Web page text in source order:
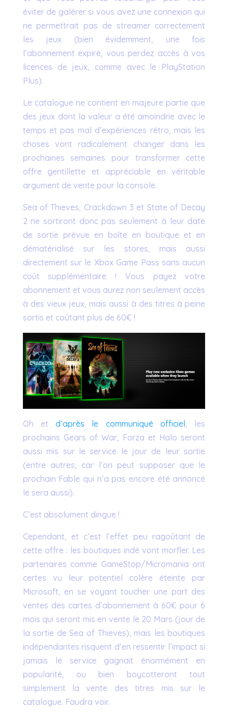
éviter de galérer si vous avez une connexion qui
ne permettrait pas de streamer correctement
les jeux (bien évidemment, une fois
l’abonnement expiré, vous perdez accès à vos
licences de jeux, comme avec le PlayStation
Plus).
Le catalogue ne contient en majeure partie que
des jeux dont la valeur a été amoindrie avec le
temps et pas mal d’expériences rétro, mais les
choses vont radicalement changer dans les
prochaines semaines pour transformer cette
offre gentillette et appréciable en véritable
argument de vente pour la console.
Sea of Thieves, Crackdown 3 et State of Decay
2 ne sortiront donc pas seulement à leur date
de sortie prévue en boîte en boutique et en
dématérialisé sur les stores, mais aussi
directement sur le Xbox Game Pass sans aucun
coût supplémentaire ! Vous payez votre
abonnement et vous aurez non seulement accès
à des vieux jeux, mais aussi à des titres à peine
sortis et coûtant plus de 60€ !
Oh etd’après le communiqué officiel, les
prochains Gears of War, Forza et Halo seront
aussi mis sur le service le jour de leur sortie
(entre autres, car l’on peut supposer que le
prochain Fable qui n’a pas encore été annoncé
le sera aussi).
C’est absolument dingue !
Cependant, et c’est l’effet peu ragoûtant de
cette offre : les boutiques indé vont morfler. Les
partenaires comme GameStop/Micromania ont
certes vu leur potentiel colère éteinte par
Microsoft, en se voyant toucher une part des
ventes des cartes d’abonnement à 60€ pour 6
mois qui seront mis en vente le 20 Mars (jour de
la sortie de Sea of Thieves), mais les boutiques
indépendantes risquent d’en ressentir l’impact si
jamais le service gagnait énormément en
popularité, ou bien boycotteront tout
simplement la vente des titres mis sur le
catalogue. Faudra voir.